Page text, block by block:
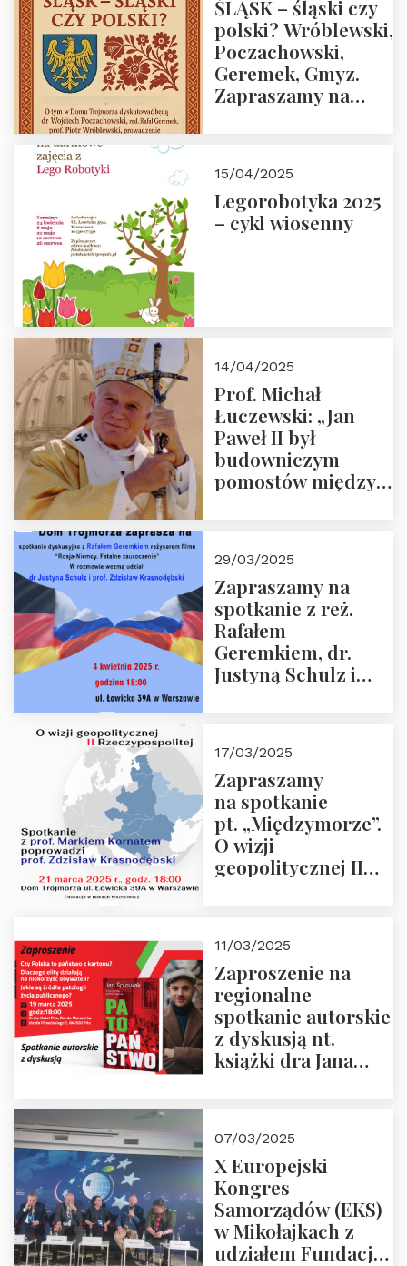
ŚLĄSK – śląski czy
polski? Wróblewski,
Poczachowski,
Geremek, Gmyz.
Zapraszamy na
Trójmorza.
15/04/2025
Legorobotyka 2025
– cykl wiosenny
14/04/2025
Prof. Michał
Łuczewski: „Jan
Paweł II był
budowniczym
pomostów między
29/03/2025
Zapraszamy na
spotkanie z reż.
Rafałem
Geremkiem, dr.
Justyną Schulz i
“Rosja-Niemcy…”
17/03/2025
Zapraszamy
na spotkanie
pt. „Międzymorze”.
O wizji
geopolitycznej II
i prof.
Krasnodębski
11/03/2025
Zaproszenie na
regionalne
spotkanie autorskie
z dyskusją nt.
książki dra Jana
07/03/2025
X Europejski
Kongres
Samorządów (EKS)
w Mikołajkach z
udziałem Fundacji